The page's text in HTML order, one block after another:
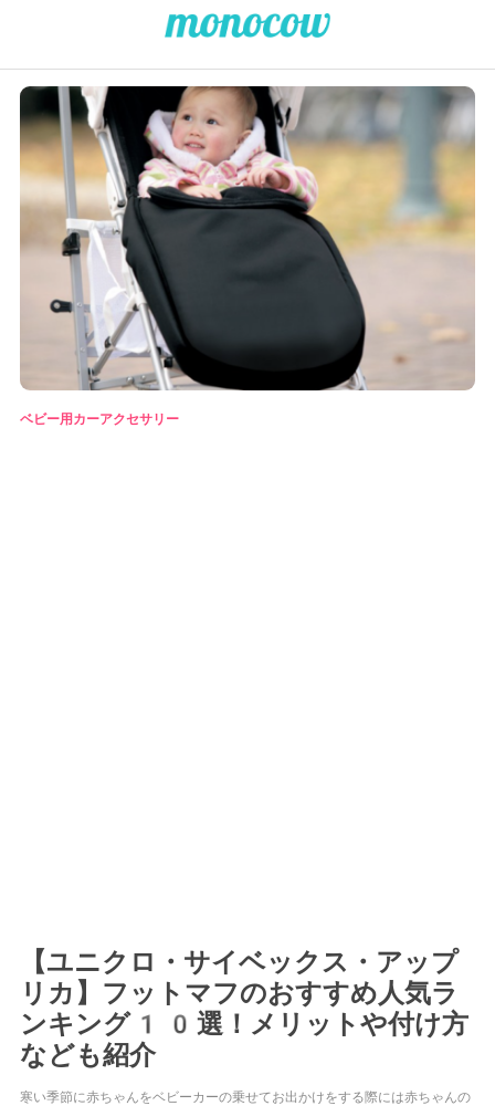
ベビー用カーアクセサリー
【ユニクロ・サイベックス・アップ
リカ】フットマフのおすすめ人気ラ
ンキング10選！メリットや付け方
なども紹介
寒い季節に赤ちゃんをベビーカーの乗せてお出かけをする際には赤ちゃんの